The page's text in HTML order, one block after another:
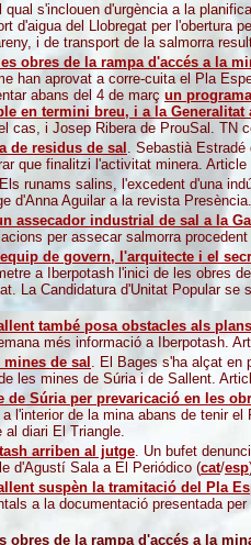
qual s'inclouen d'urgència a la
d'aigua del Llobregat per l'obertura
i de transport de la salmorra
obres de la rampa d'accés a la
han aprovat a corre-cuita el Pla
abans del 4 de març un
en termini breu, i a la
cas, i Josep Ribera de ProuSal. TN
de residus de sal . Sebastià Estradé
que finalitzi l'activitat minera. Article
runams salins, l'excedent d'una
d'Anna Aguilar a la revista Presència.
assecador industrial de sal a la
per assecar salmorra
de govern, l'arquitecte i el
a Iberpotash l'inici de les obres
La Candidatura d'Unitat Popular
també posa obstacles als
més informació a Iberpotash.
de sal . El Bages s'ha alçat en
les mines de Súria i de Sallent.
de Súria per prevaricació en les
l'interior de la mina abans de tenir
al diari El Triangle.
arriben al jutge. Un bufet
d'Agustí Sala a El Periódico (cat/esp
suspèn la tramitació del Pla
a la documentació presentada
obres de la rampa d'accés a la